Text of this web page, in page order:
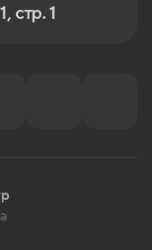
стр. 1